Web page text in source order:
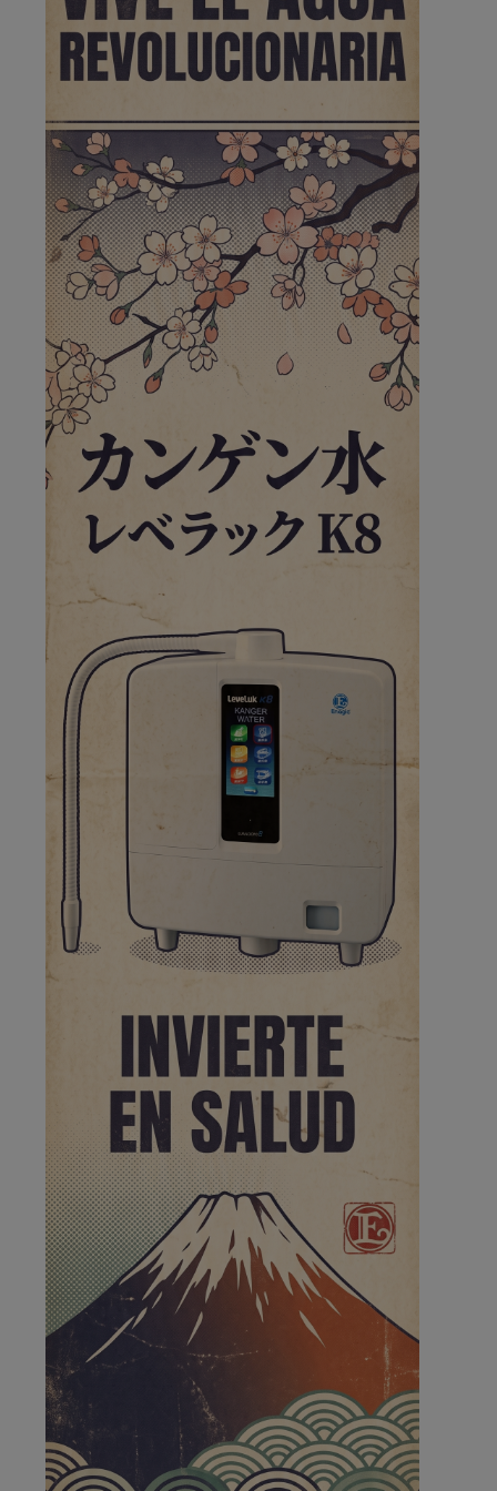
Pozuelo de Alarcón
🔴 EXCLUSIVA | El comisario
de la …
😆Durán menos qué un caramelo en la puerta de un
colegio 🍬
Pozuelo de Alarcón
🔴 EXCLUSIVA | El comisario
de la …
se va porke no tiene piscina 🤪🤪🤪
Pozuelo de Alarcón
🔴 EXCLUSIVA | El comisario
de la …